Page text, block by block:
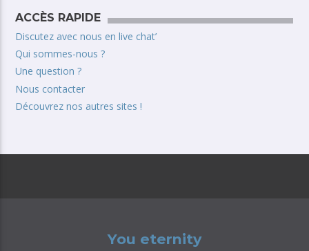
ACCÈS RAPIDE
Discutez avec nous en live chat’
Qui sommes-nous ?
Une question ?
Nous contacter
Découvrez nos autres sites !
You eternity